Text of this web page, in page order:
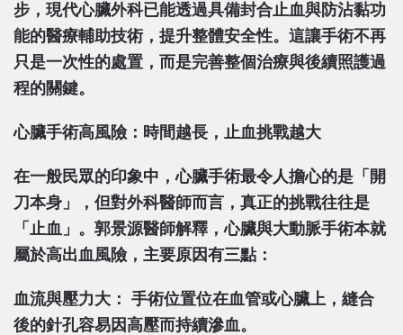
步，現代心臟外科已能透過具備封合止血與防沾黏功
能的醫療輔助技術，提升整體安全性。這讓手術不再
只是一次性的處置，而是完善整個治療與後續照護過
程的關鍵。
心臟手術高風險：時間越長，止血挑戰越大
在一般民眾的印象中，心臟手術最令人擔心的是「開
刀本身」，但對外科醫師而言，真正的挑戰往往是
「止血」。郭景源醫師解釋，心臟與大動脈手術本就
屬於高出血風險，主要原因有三點：
血流與壓力大： 手術位置位在血管或心臟上，縫合
後的針孔容易因高壓而持續滲血。